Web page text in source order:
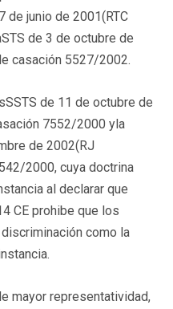
de junio de 2001(RTC
de 3 de octubre de
casación 5527/2002.
de 11 de octubre de
7552/2000 yla
de 2002(RJ
2000, cuya doctrina
al declarar que
CE prohibe que los
como la
mayor representatividad,